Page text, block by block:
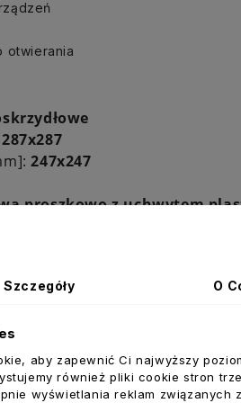
otwierania
287x287
247x247
proszkowo z uchwytem
Szczegóły O
aby zapewnić Ci najwyższy
również pliki cookie stron
wyświetlania reklam związanych